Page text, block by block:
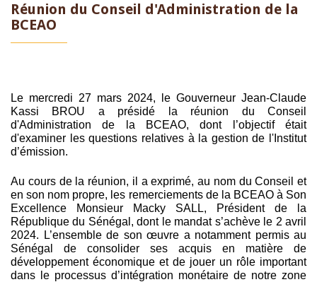
Réunion du Conseil d'Administration de la
BCEAO
Le mercredi 27 mars 2024, le Gouverneur Jean-Claude
Kassi BROU a présidé la réunion du Conseil
d'Administration de la BCEAO, dont l’objectif était
d'examiner les questions relatives à la gestion de l'Institut
d’émission.
Au cours de la réunion, il a exprimé, au nom du Conseil et
en son nom propre, les remerciements de la BCEAO à Son
Excellence Monsieur Macky SALL, Président de la
République du Sénégal, dont le mandat s’achève le 2 avril
2024. L’ensemble de son œuvre a notamment permis au
Sénégal de consolider ses acquis en matière de
développement économique et de jouer un rôle important
dans le processus d’intégration monétaire de notre zone